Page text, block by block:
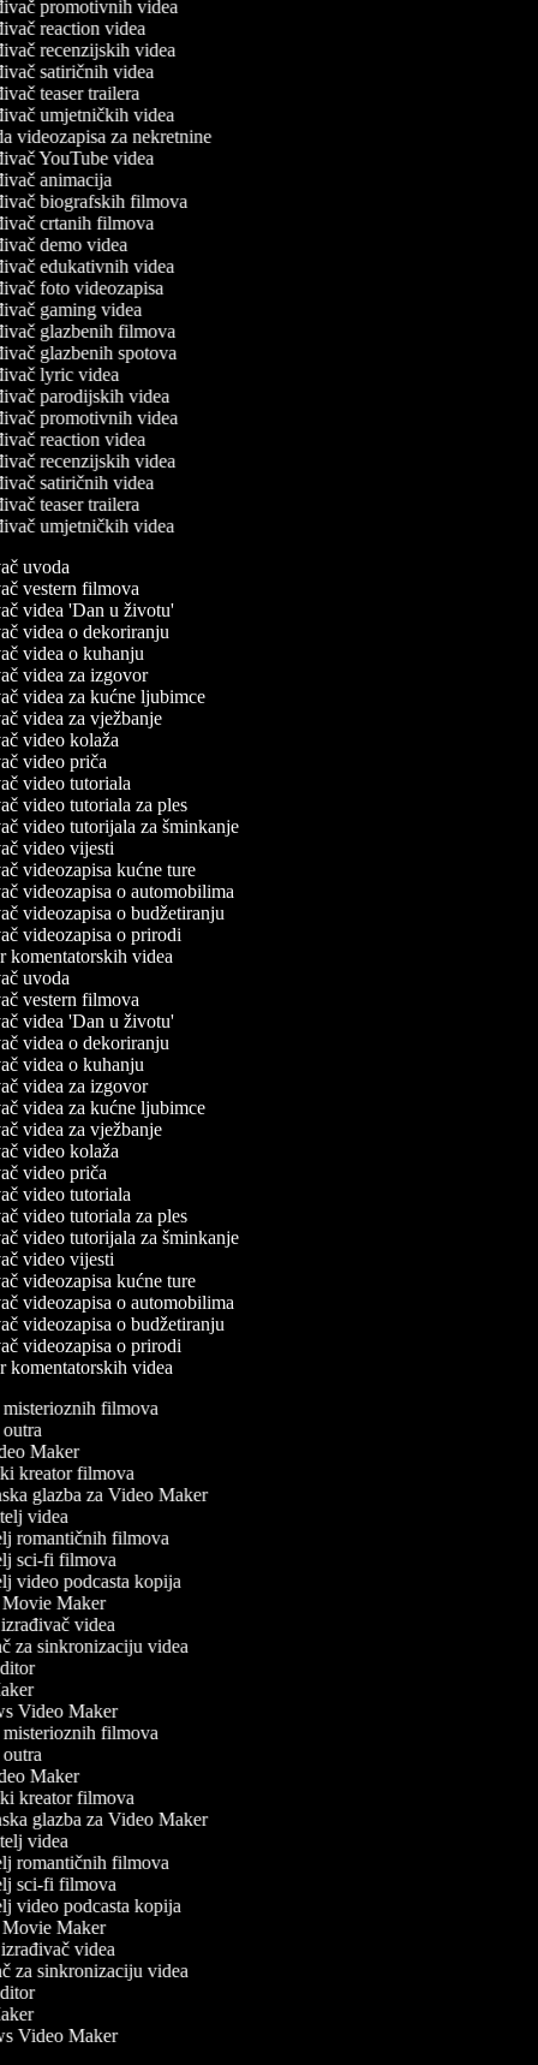
promotivnih videa
reaction videa
recenzijskih videa
satiričnih videa
teaser trailera
umjetničkih videa
videozapisa za nekretnine
YouTube videa
animacija
biografskih filmova
crtanih filmova
demo videa
edukativnih videa
foto videozapisa
gaming videa
glazbenih filmova
glazbenih spotova
lyric videa
parodijskih videa
promotivnih videa
reaction videa
recenzijskih videa
satiričnih videa
teaser trailera
umjetničkih videa
uvoda
vestern filmova
videa 'Dan u životu'
videa o dekoriranju
videa o kuhanju
videa za izgovor
videa za kućne ljubimce
videa za vježbanje
video kolaža
video priča
video tutoriala
video tutoriala za ples
video tutorijala za šminkanje
video vijesti
videozapisa kućne ture
videozapisa o automobilima
videozapisa o budžetiranju
videozapisa o prirodi
komentatorskih videa
uvoda
vestern filmova
videa 'Dan u životu'
videa o dekoriranju
videa o kuhanju
videa za izgovor
videa za kućne ljubimce
videa za vježbanje
video kolaža
video priča
video tutoriala
video tutoriala za ples
video tutorijala za šminkanje
video vijesti
videozapisa kućne ture
videozapisa o automobilima
videozapisa o budžetiranju
videozapisa o prirodi
komentatorskih videa
filmova
Maker
kreator filmova
glazba za Video Maker
videa
romantičnih filmova
sci-fi filmova
video podcasta kopija
Maker
videa
za sinkronizaciju videa
Video Maker
filmova
Maker
kreator filmova
glazba za Video Maker
videa
romantičnih filmova
sci-fi filmova
video podcasta kopija
Maker
videa
za sinkronizaciju videa
Video Maker